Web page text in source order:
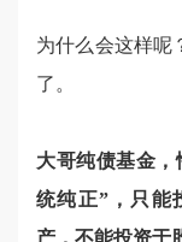
为什么会这样呢
了。
大哥纯债基金，
统纯正”，只能
产，不能投资于